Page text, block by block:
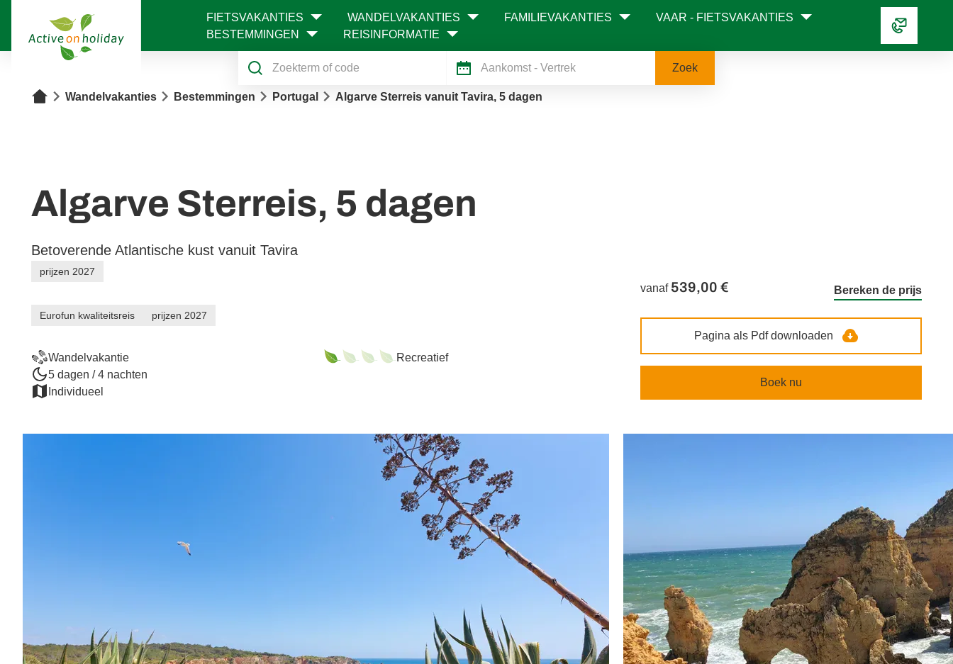
FIETSVAKANTIES WANDELVAKANTIES FAMILIEVAKANTIES
VAAR - FIETSVAKANTIES
BESTEMMINGEN
REISINFORMATIE
Aankomst - Vertrek Zoek
Home Wandelvakanties Bestemmingen Portugal Algarve Sterreis vanuit Tavira, 5 dagen
Algarve Sterreis, 5 dagen
Betoverende Atlantische kust vanuit Tavira
prijzen 2027
Wandelvakantie
5 dagen / 4 nachten
Individueel
Eurofun kwaliteitsreis prijzen 2027
Recreatief
vanaf 539,00 € Bereken de prijs
Pagina als Pdf downloaden
Boek nu